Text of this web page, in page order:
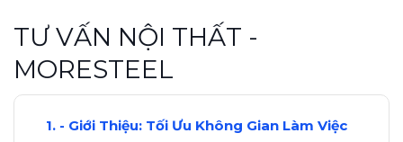
TƯ VẤN NỘI THẤT -
MORESTEEL
- Giới Thiệu: Tối Ưu Không Gian Làm Việc